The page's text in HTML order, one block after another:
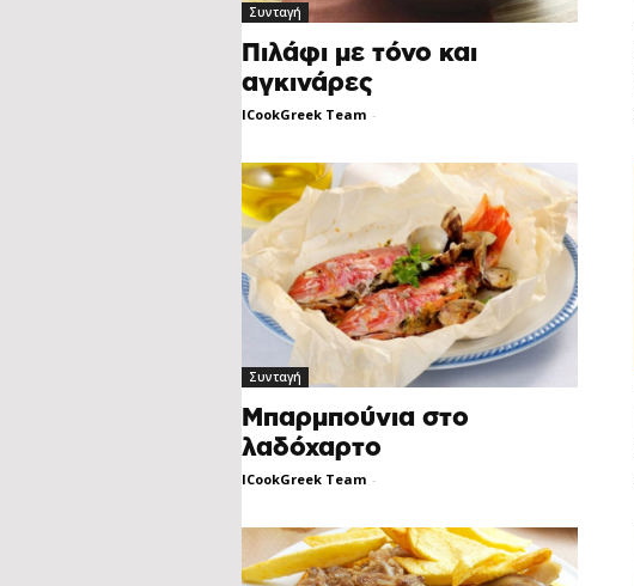
Συνταγή
Πιλάφι με τόνο και
αγκινάρες
ICookGreek Team -
Συνταγή
Μπαρμπούνια στο
λαδόχαρτο
ICookGreek Team -